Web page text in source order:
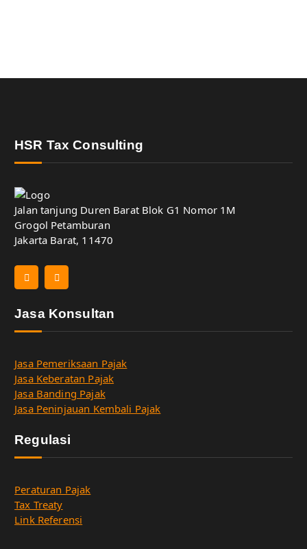
HSR Tax Consulting
Jalan tanjung Duren Barat Blok G1 Nomor 1M
Grogol Petamburan
Jakarta Barat, 11470
Jasa Konsultan
Jasa Pemeriksaan Pajak
Jasa Keberatan Pajak
Jasa Banding Pajak
Jasa Peninjauan Kembali Pajak
Regulasi
Peraturan Pajak
Tax Treaty
Link Referensi